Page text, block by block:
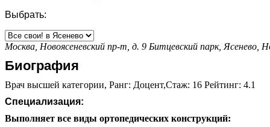
Выбрать:
Москва, Новоясеневский пр-т, д. 9 Битцевский парк, Ясенево,
Биография
Врач высшей категории, Ранг: Доцент,Стаж: 16 Рейтинг: 4.1
Специализация:
Выполняет все виды ортопедических конструкций: